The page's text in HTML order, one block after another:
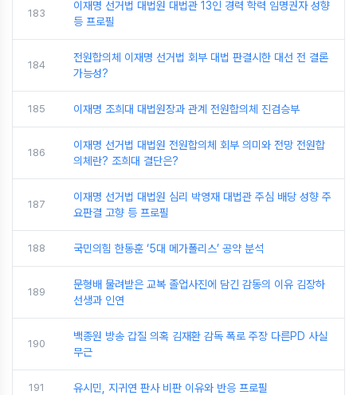
183
이재명 선거법 대법원 대법관 13인 경력 학력 임명권자 성향
등 프로필
184
전원합의체 이재명 선거법 회부 대법 판결시한 대선 전 결론
가능성?
185 이재명 조희대 대법원장과 관계 전원합의체 진검승부
186
이재명 선거법 대법원 전원합의체 회부 의미와 전망 전원합
의체란? 조희대 결단은?
187
이재명 선거법 대법원 심리 박영재 대법관 주심 배당 성향 주
요판결 고향 등 프로필
188 국민의힘 한동훈 ‘5대 메가폴리스’ 공약 분석
189
문형배 물려받은 교복 졸업사진에 담긴 감동의 이유 김장하
선생과 인연
190
백종원 방송 갑질 의혹 김재환 감독 폭로 주장 다른PD 사실
무근
191 유시민, 지귀연 판사 비판 이유와 반응 프로필